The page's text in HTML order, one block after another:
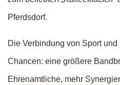
Pferdsdorf.
Die Verbindung von Sport
Chancen: eine größere
Ehrenamtliche, mehr